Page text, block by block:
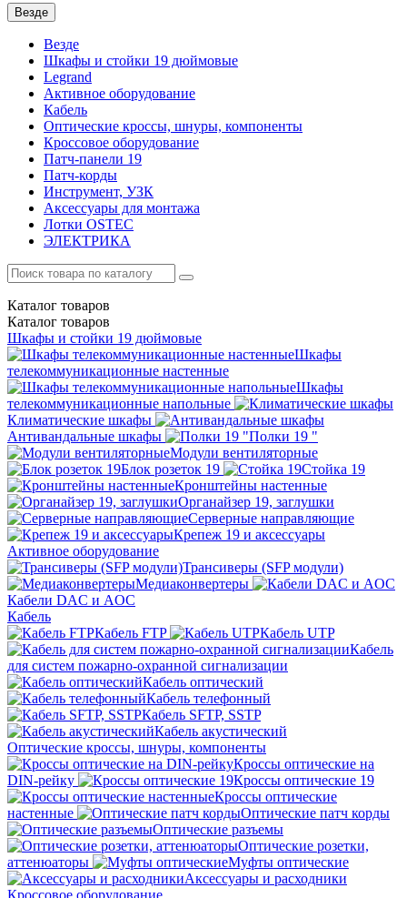
Везде
Везде
Шкафы и стойки 19 дюймовые
Legrand
Активное оборудование
Кабель
Оптические кроссы, шнуры, компоненты
Кроссовое оборудование
Патч-панели 19
Патч-корды
Инструмент, УЗК
Аксессуары для монтажа
Лотки OSTEC
ЭЛЕКТРИКА
Каталог товаров
Каталог товаров
Шкафы и стойки 19 дюймовые
Шкафы
телекоммуникационные настенные
Шкафы
телекоммуникационные напольные
Климатические шкафы
Антивандальные шкафы
Полки 19 "
Модули вентиляторные
Блок розеток 19
Стойка 19
Кронштейны настенные
Органайзер 19, заглушки
Серверные направляющие
Крепеж 19 и аксессуары
Активное оборудование
Трансиверы (SFP модули)
Медиаконвертеры
Кабели DAC и AOC
Кабель
Кабель FTP
Кабель UTP
Кабель
для систем пожарно-охранной сигнализации
Кабель оптический
Кабель телефонный
Кабель SFTP, SSTP
Кабель акустический
Оптические кроссы, шнуры, компоненты
Кроссы оптические на
DIN-рейку
Кроссы оптические 19
Кроссы оптические
настенные
Оптические патч корды
Оптические разъемы
Оптические розетки,
аттенюаторы
Муфты оптические
Аксессуары и расходники
Кроссовое оборудование